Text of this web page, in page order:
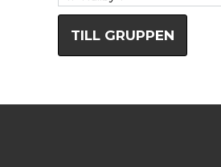
TILL GRUPPEN